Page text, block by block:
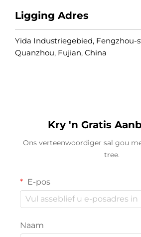
Ligging Adres
Yida Industriegebied, Fengzhou-
Quanzhou, Fujian, China
Kry 'n Gratis
Ons verteenwoordiger sal gou
tree.
E-pos
Naam